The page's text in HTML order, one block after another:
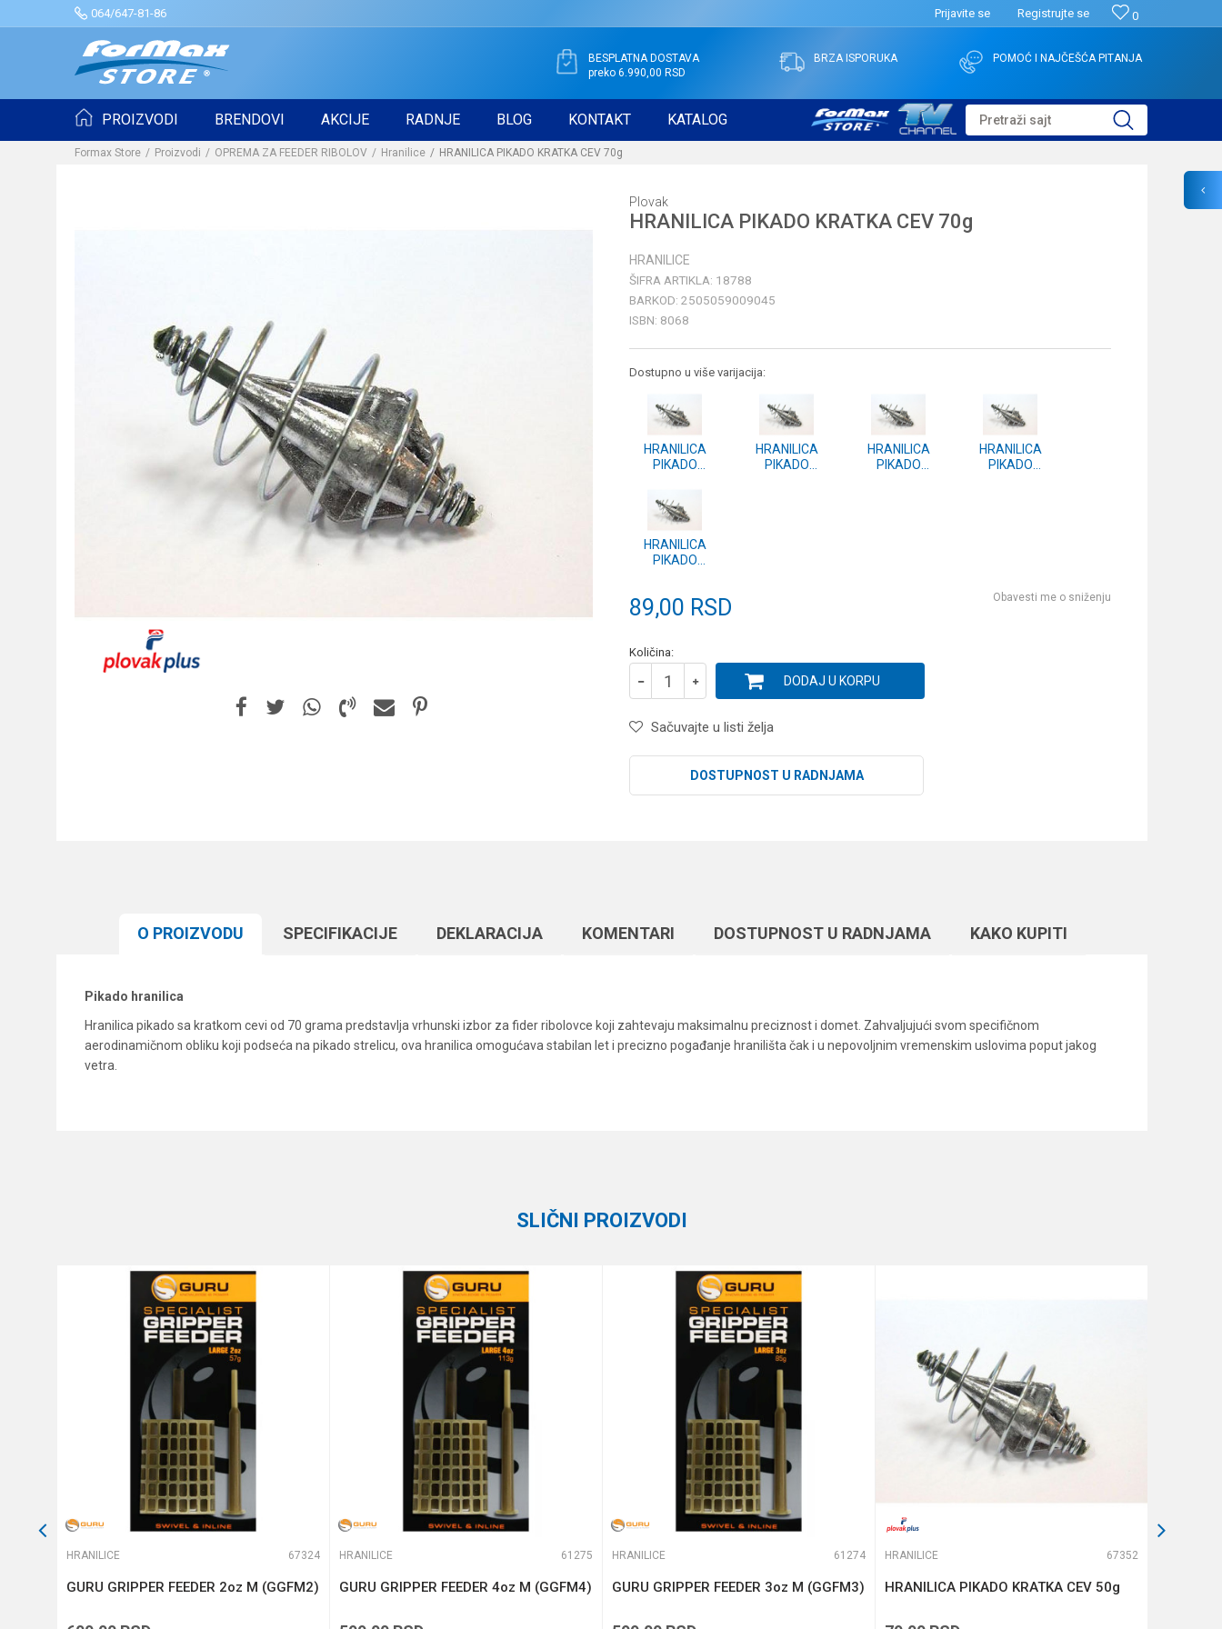
064/647-81-86 0
Prijavite se Registrujte se
BESPLATNA DOSTAVA
preko 6.990,00 RSD
BRZA ISPORUKA POMOĆ I NAJČEŠĆA PITANJA
PROIZVODI BRENDOVI AKCIJE RADNJE BLOG KONTAKT KATALOG Pretraži sajt
Formax Store Proizvodi OPREMA ZA FEEDER RIBOLOV Hranilice HRANILICA PIKADO KRATKA CEV 70g
Plovak
HRANILICA PIKADO KRATKA CEV 70g
HRANILICE
ŠIFRA ARTIKLA: 18788
BARKOD: 2505059009045
ISBN: 8068
Dostupno u više varijacija:
HRANILICA
PIKADO
HRANILICA
PIKADO
HRANILICA
PIKADO
HRANILICA
PIKADO
HRANILICA
PIKADO
89,00 RSD Obavesti me o sniženju
Količina:
DODAJ U KORPU
Sačuvajte u listi želja
DOSTUPNOST U RADNJAMA
O PROIZVODU SPECIFIKACIJЕ DEKLARACIJA KOMENTARI DOSTUPNOST U RADNJAMA KAKO KUPITI
Pikado hranilica
Hranilica pikado sa kratkom cevi od 70 grama predstavlja vrhunski izbor za fider ribolovce koji zahtevaju maksimalnu preciznost i domet. Zahvaljujući svom specifičnom
aerodinamičnom obliku koji podseća na pikado strelicu, ova hranilica omogućava stabilan let i precizno pogađanje hranilišta čak i u nepovoljnim vremenskim uslovima poput jakog
vetra.
Anti-spam zaštita - izračunajte koliko je 2 + 3 :
SLIČNI PROIZVODI
HRANILICE 67324
GURU GRIPPER FEEDER 2oz M (GGFM2)
HRANILICE 61275
GURU GRIPPER FEEDER 4oz M (GGFM4)
HRANILICE 61274
GURU GRIPPER FEEDER 3oz M (GGFM3)
HRANILICE 67352
HRANILICA PIKADO KRATKA CEV 50g